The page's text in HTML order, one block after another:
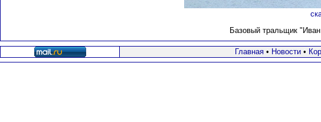
Базовый тральщик
Главная• Новости•